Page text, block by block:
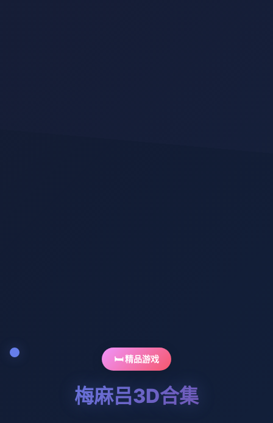
🛏️ 精品游戏
梅麻吕3D合集